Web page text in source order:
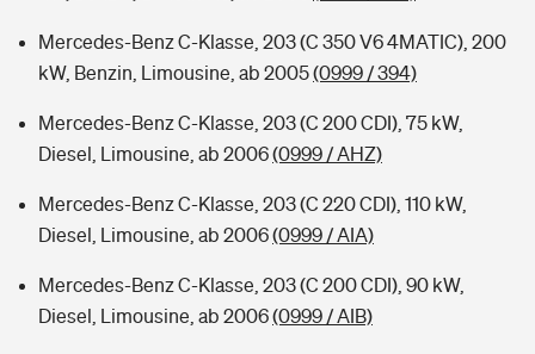
Mercedes-Benz C-Klasse, 203 (C 350 V6 4MATIC), 200
kW, Benzin, Limousine, ab 2005(0999 / 394)
Mercedes-Benz C-Klasse, 203 (C 200 CDI), 75 kW,
Diesel, Limousine, ab 2006(0999 / AHZ)
Mercedes-Benz C-Klasse, 203 (C 220 CDI), 110 kW,
Diesel, Limousine, ab 2006(0999 / AIA)
Mercedes-Benz C-Klasse, 203 (C 200 CDI), 90 kW,
Diesel, Limousine, ab 2006(0999 / AIB)